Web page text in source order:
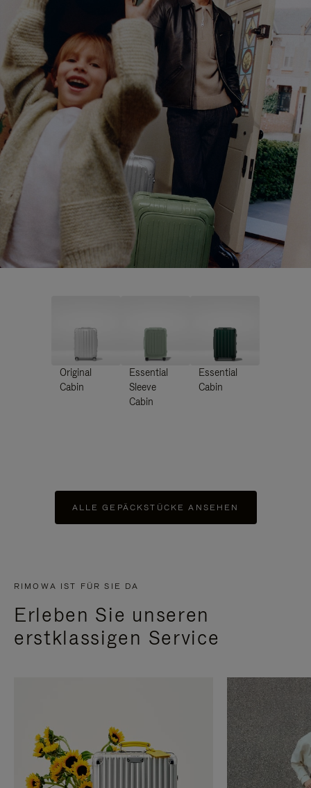
Original
Cabin
Essential
Sleeve
Cabin
Essential
Cabin
ALLE GEPÄCKSTÜCKE ANSEHEN
RIMOWA IST FÜR SIE DA
Erleben Sie unseren
erstklassigen Service